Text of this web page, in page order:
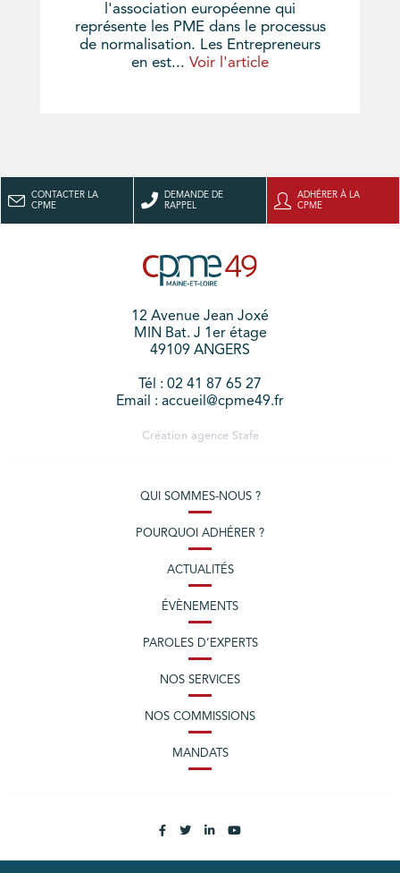
l'association européenne qui
représente les PME dans le processus
de normalisation. Les Entrepreneurs
en est... Voir l'article
CONTACTER LA
CPME
DEMANDE DE
RAPPEL
ADHÉRER À LA
CPME
12 Avenue Jean Joxé
MIN Bat. J 1er étage
49109 ANGERS
Tél : 02 41 87 65 27
Email : accueil@cpme49.fr
Création agence Stafe
QUI SOMMES-NOUS ?
POURQUOI ADHÉRER ?
ACTUALITÉS
ÉVÈNEMENTS
PAROLES D’EXPERTS
NOS SERVICES
NOS COMMISSIONS
MANDATS